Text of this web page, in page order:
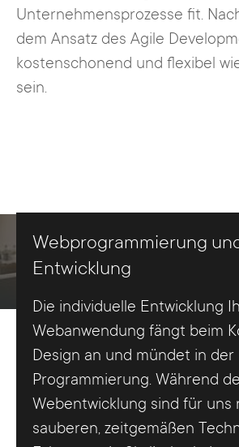
Unternehmensprozesse fit.
dem Ansatz des Agile
kostenschonend und flexibel
sein.
Webprogrammierung
Entwicklung
Die individuelle Entwicklung
Webanwendung fängt beim
Design an und mündet in der
Programmierung. Während
Webentwicklung sind für uns
sauberen, zeitgemäßen